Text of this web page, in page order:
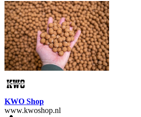
KWO Shop
www.kwoshop.nl